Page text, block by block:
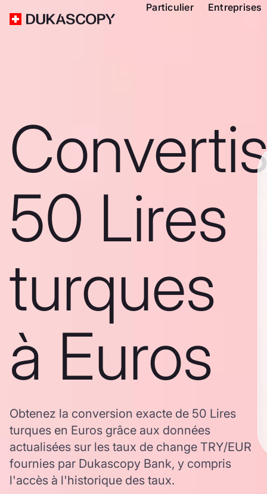
Particulier Entreprises
50 Lires
turques
à Euros
Obtenez la conversion exacte de 50 Lires
turques en Euros grâce aux données
actualisées sur les taux de change TRY/EUR
fournies par Dukascopy Bank, y compris
l'accès à l'historique des taux.